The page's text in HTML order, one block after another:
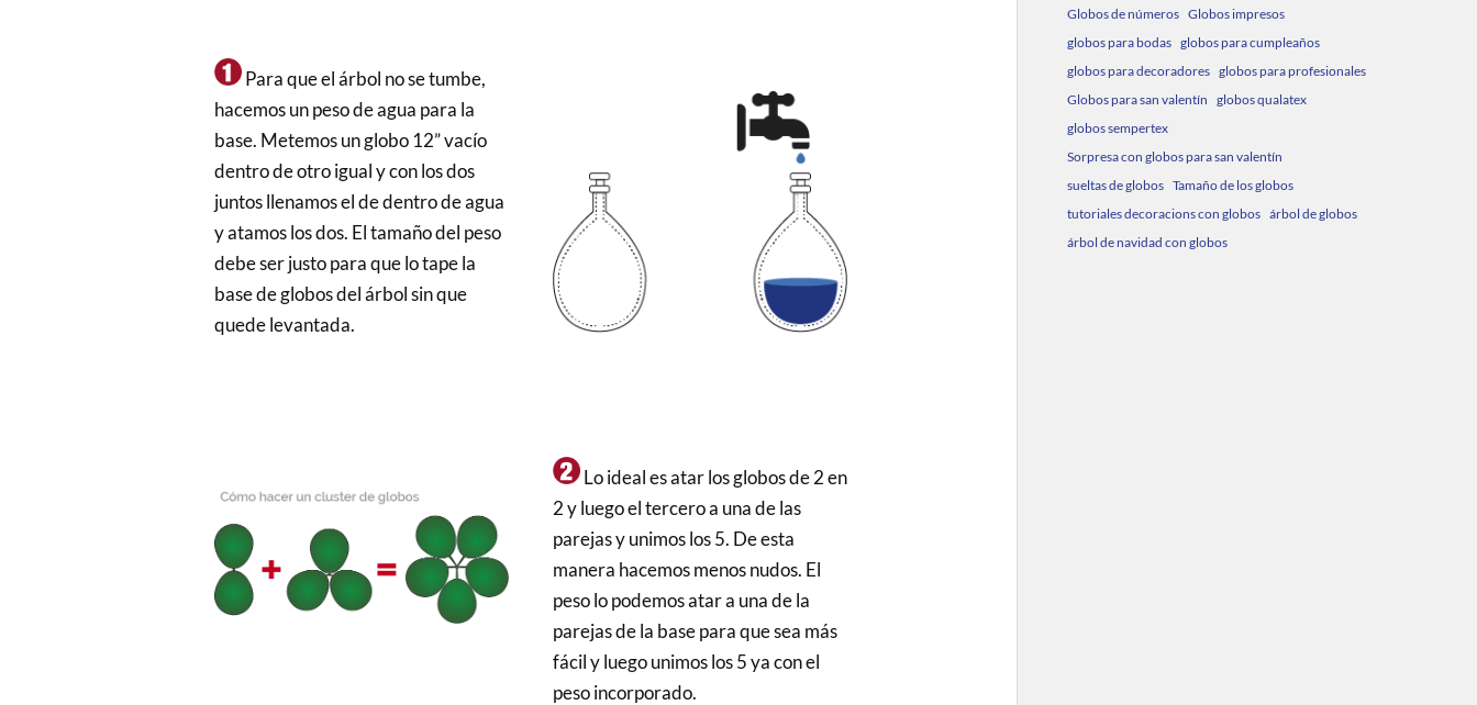
Para que el árbol no se tumbe,
hacemos un peso de agua para la
base. Metemos un globo 12” vacío
dentro de otro igual y con los dos
juntos llenamos el de dentro de agua
y atamos los dos. El tamaño del peso
debe ser justo para que lo tape la
base de globos del árbol sin que
quede levantada.
Lo ideal es atar los globos de 2 en
2 y luego el tercero a una de las
parejas y unimos los 5. De esta
manera hacemos menos nudos. El
peso lo podemos atar a una de la
parejas de la base para que sea más
fácil y luego unimos los 5 ya con el
peso incorporado.
Globos de números Globos impresos
globos para bodas globos para cumpleaños
globos para decoradores globos para profesionales
Globos para san valentín globos qualatex
globos sempertex
Sorpresa con globos para san valentín
sueltas de globos Tamaño de los globos
tutoriales decoracions con globos árbol de globos
árbol de navidad con globos